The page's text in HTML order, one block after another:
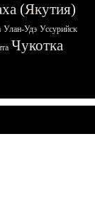
(Якутия)
Улан-Удэ Уссурийск
Чукотка